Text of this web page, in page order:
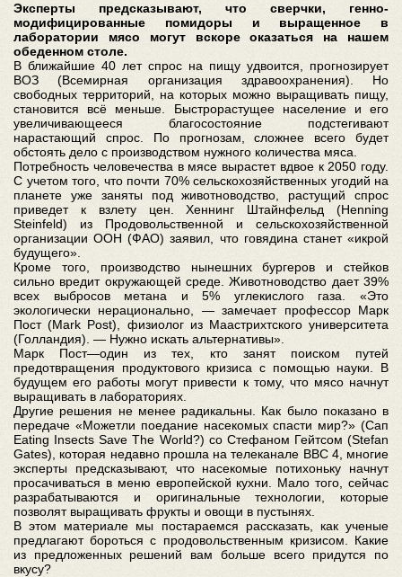
Эксперты предсказывают, что сверчки, генно-
модифицированные помидоры и выращенное в
лаборатории мясо могут вскоре оказаться на нашем
обеденном столе.
В ближайшие 40 лет спрос на пищу удвоится, прогнозирует
ВОЗ (Всемирная организация здравоохранения). Но
свободных территорий, на которых можно выращивать пищу,
становится всё меньше. Быстрорастущее население и его
увеличивающееся благосостояние подстегивают
нарастающий спрос. По прогнозам, сложнее всего будет
обстоять дело с производством нужного количества мяса.
Потребность человечества в мясе вырастет вдвое к 2050 году.
С учетом того, что почти 70% сельскохозяйственных угодий на
планете уже заняты под животноводство, растущий спрос
приведет к взлету цен. Хеннинг Штайнфельд (Henning
Steinfeld) из Продовольственной и сельскохозяйственной
организации ООН (ФАО) заявил, что говядина станет «икрой
будущего».
Кроме того, производство нынешних бургеров и стейков
сильно вредит окружающей среде. Животноводство дает 39%
всех выбросов метана и 5% углекислого газа. «Это
экологически нерационально, — замечает профессор Марк
Пост (Mark Post), физиолог из Маастрихтского университета
(Голландия). — Нужно искать альтернативы».
Марк Пост—один из тех, кто занят поиском путей
предотвращения продуктового кризиса с помощью науки. В
будущем его работы могут привести к тому, что мясо начнут
выращивать в лабораториях.
Другие решения не менее радикальны. Как было показано в
передаче «Можетли поедание насекомых спасти мир?» (Сап
Eating Insects Save The World?) со Стефаном Гейтсом (Stefan
Gates), которая недавно прошла на телеканале ВВС 4, многие
эксперты предсказывают, что насекомые потихоньку начнут
просачиваться в меню европейской кухни. Мало того, сейчас
разрабатываются и оригинальные технологии, которые
позволят выращивать фрукты и овощи в пустынях.
В этом материале мы постараемся рассказать, как ученые
предлагают бороться с продовольственным кризисом. Какие
из предложенных решений вам больше всего придутся по
вкусу?